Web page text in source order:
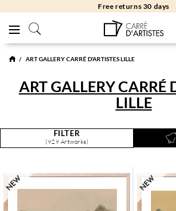
Free returns 30 days
ART GALLERY CARRÉ D'ARTISTES LILLE
ART GALLERY CARRÉ
LILLE
FILTER
(929 Artworks)